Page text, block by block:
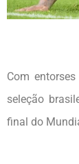
Com
seleção
final do